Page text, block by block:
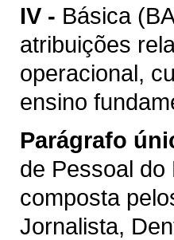
IV - Básica
atribuições
operacional,
ensino
Parágrafo
de Pessoal do
composta
Jornalista,